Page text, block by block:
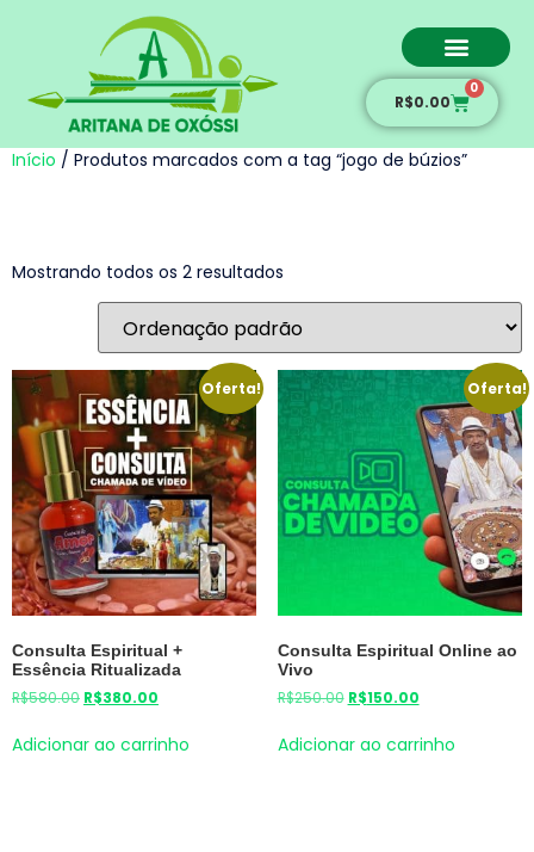
R$0.00
0
Início / Produtos marcados com a tag “jogo de búzios”
Mostrando todos os 2 resultados
Oferta!
Consulta Espiritual +
Essência Ritualizada
R$580.00 R$380.00
Adicionar ao carrinho
Oferta!
Consulta Espiritual Online ao
Vivo
R$250.00 R$150.00
Adicionar ao carrinho